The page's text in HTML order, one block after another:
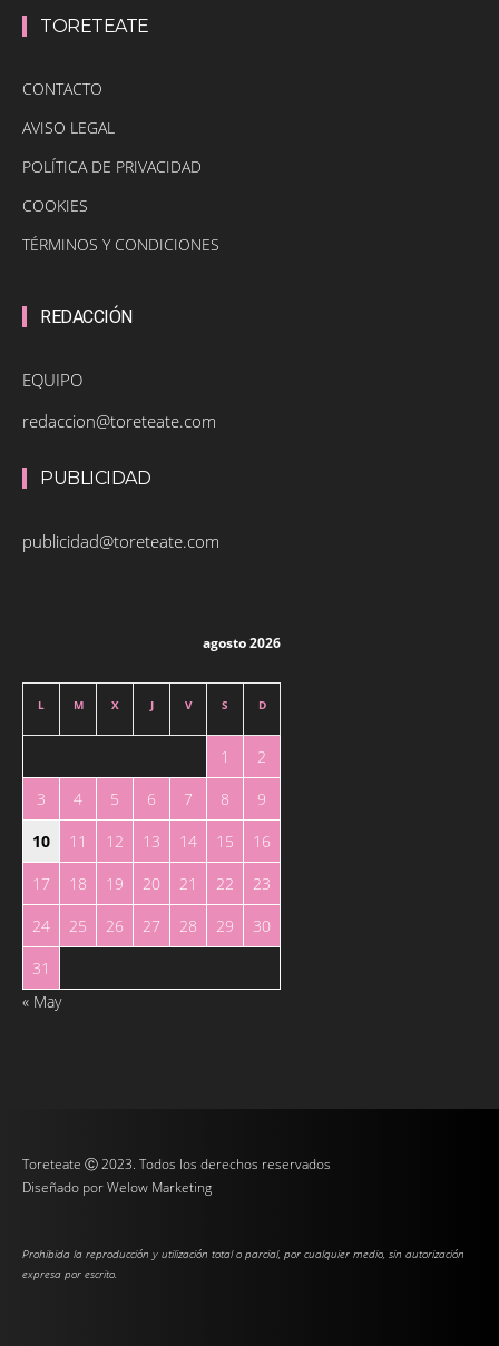
TORETEATE
CONTACTO
AVISO LEGAL
POLÍTICA DE PRIVACIDAD
COOKIES
TÉRMINOS Y CONDICIONES
REDACCIÓN
EQUIPO
redaccion@toreteate.com
PUBLICIDAD
publicidad@toreteate.com
agosto 2026
L M X J V S D
1
2
3
4 5 6 7 8
9
10
11 12 13 14 15
16
17
18 19 20 21 22
23
24
25 26 27 28 29
30
31
« May
Toreteate Ⓒ 2023. Todos los derechos reservados
Diseñado porWelow Marketing
Prohibida la reproducción y utilización total o parcial, por cualquier medio, sin autorización
expresa por escrito.